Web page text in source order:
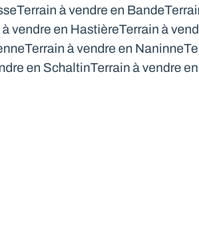
Terrain à vendre en Bande
vendre en HastièreTerrain à
Terrain à vendre en Naninne
en SchaltinTerrain à vendre